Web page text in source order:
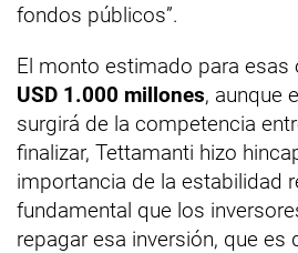
fondos públicos”.
El monto estimado para esas
USD 1.000 millones, aunque
surgirá de la competencia
finalizar, Tettamanti hizo
importancia de la estabilidad
fundamental que los
repagar esa inversión, que es